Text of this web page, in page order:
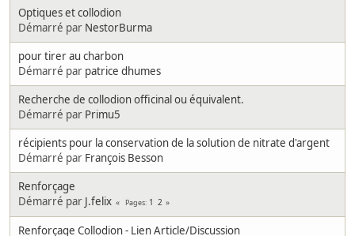
Optiques et collodion
Démarré par NestorBurma
pour tirer au charbon
Démarré par patrice dhumes
Recherche de collodion officinal ou équivalent.
Démarré par Primu5
récipients pour la conservation de la solution de nitrate d'argent
Démarré par François Besson
Renforçage
Démarré par J.felix Pages 1 2
Renforçage Collodion - Lien Article/Discussion